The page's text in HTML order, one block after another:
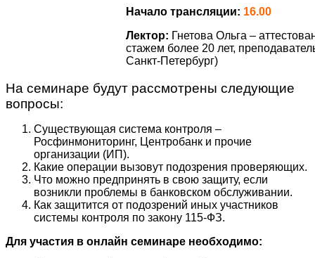
Начало трансляции: 16.00
Лектор: Гнетова Ольга –
стажем более 20 лет,
Санкт-Петербург)
На семинаре будут рассмотрены следующие
вопросы:
Существующая система контроля –
Росфинмониторинг, Центробанк и прочие
организации (ИП).
Какие операции вызовут подозрения проверяющих.
Что можно предпринять в свою защиту, если
возникли проблемы в банковском обслуживании.
Как защитится от подозрений иных участников
системы контроля по закону 115-ФЗ.
Для участия в онлайн семинаре необходимо: